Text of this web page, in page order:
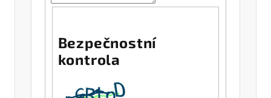
Bezpečnostní
kontrola